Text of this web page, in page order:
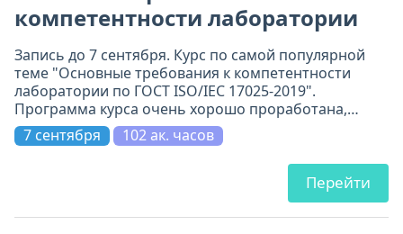
компетентности лаборатории
Запись до 7 сентября. Курс по самой популярной
теме "Основные требования к компетентности
лаборатории по ГОСТ ISO/IEC 17025-2019".
Программа курса очень хорошо проработана,
включает 11 модулей. Всё по делу и на самом
высоком уровне.
7 сентября 102 ак. часов
Перейти